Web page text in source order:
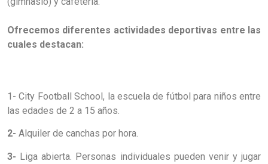
Ofrecemos diferentes actividades deportivas entre las
cuales destacan:
1- City Football School, la escuela de fútbol para niños entre
las edades de 2 a 15 años.
2- Alquiler de canchas por hora.
3- Liga abierta. Personas individuales pueden venir y jugar